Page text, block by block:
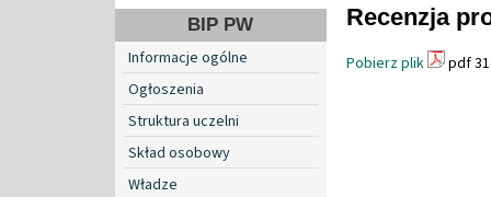
BIP PW
Informacje ogólne
Ogłoszenia
Struktura uczelni
Skład osobowy
Władze
Recenzja
Pobierz plik pdf